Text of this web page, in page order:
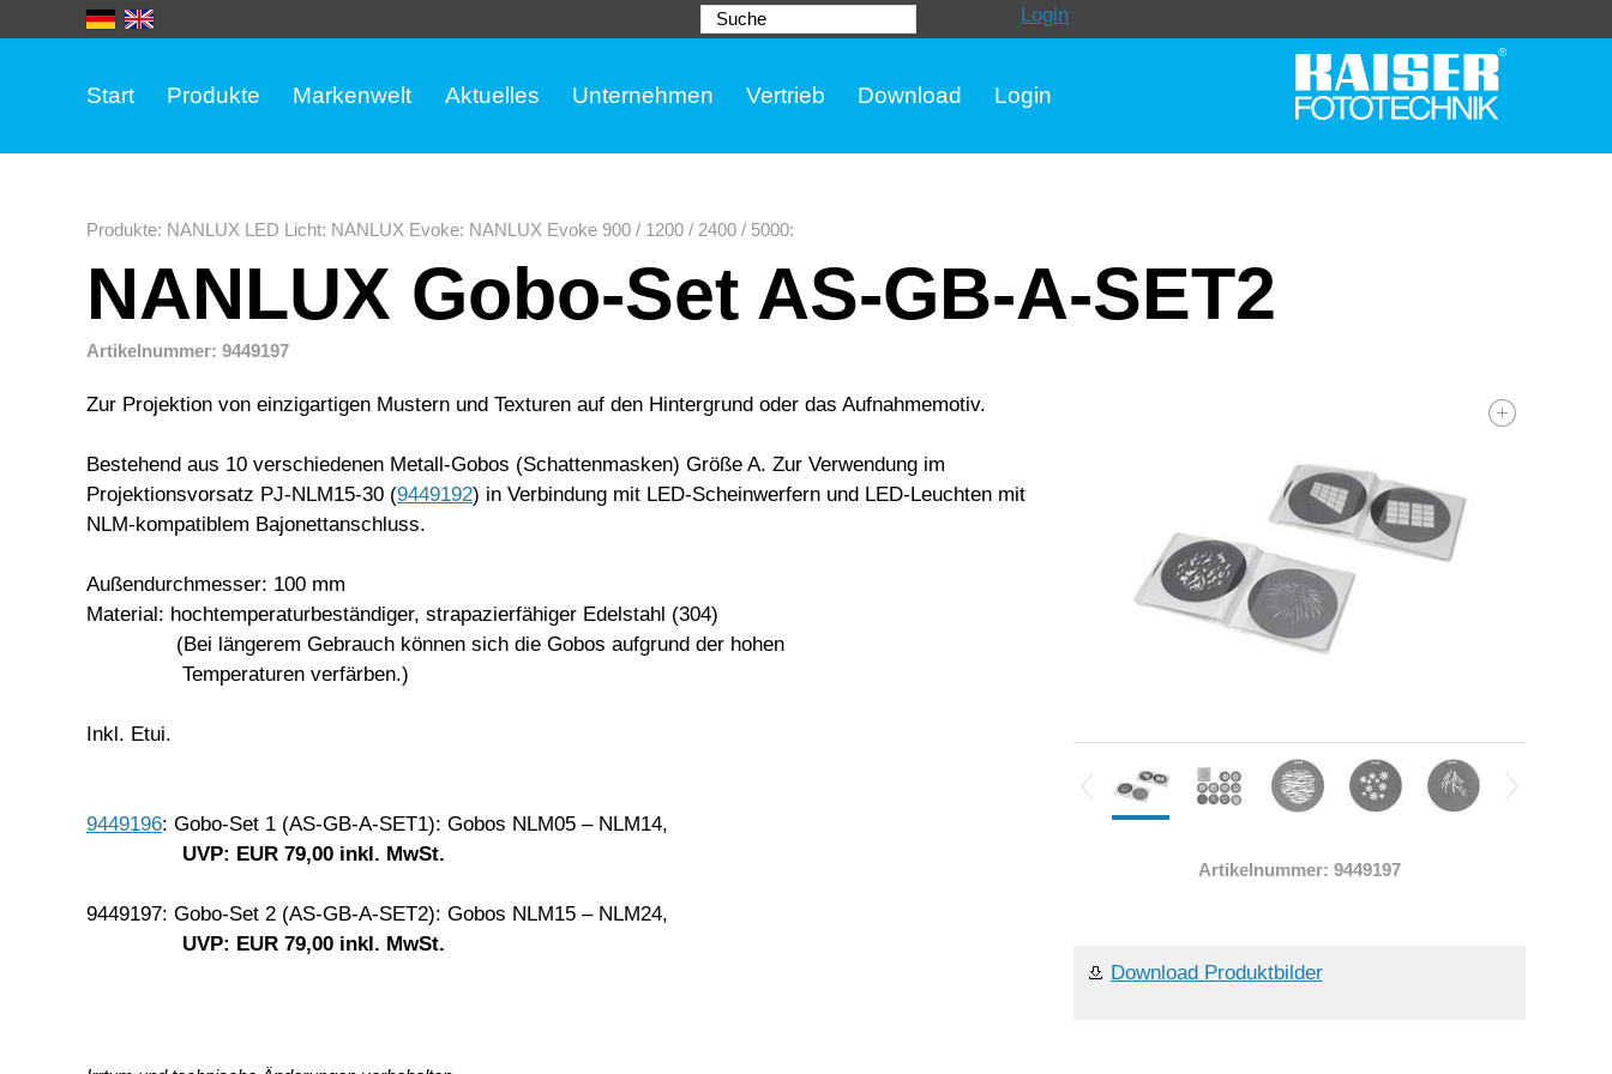
Suche Login
Start Produkte Markenwelt Aktuelles Unternehmen Vertrieb Download Login
Produkte: NANLUX LED Licht: NANLUX Evoke: NANLUX Evoke 900 / 1200 / 2400 / 5000:
NANLUX Gobo-Set AS-GB-A-SET2
Artikelnummer: 9449197
Zur Projektion von einzigartigen Mustern und Texturen auf den Hintergrund oder das Aufnahmemotiv.
Bestehend aus 10 verschiedenen Metall-Gobos (Schattenmasken) Größe A. Zur Verwendung im
Projektionsvorsatz PJ-NLM15-30 (9449192) in Verbindung mit LED-Scheinwerfern und LED-Leuchten mit
NLM-kompatiblem Bajonettanschluss.
Außendurchmesser: 100 mm
Material: hochtemperaturbeständiger, strapazierfähiger Edelstahl (304)
(Bei längerem Gebrauch können sich die Gobos aufgrund der hohen
Temperaturen verfärben.)
Inkl. Etui.
9449196: Gobo-Set 1 (AS-GB-A-SET1): Gobos NLM05 – NLM14,
UVP: EUR 79,00 inkl. MwSt.
9449197: Gobo-Set 2 (AS-GB-A-SET2): Gobos NLM15 – NLM24,
UVP: EUR 79,00 inkl. MwSt.
Artikelnummer: 9449197
Download Produktbilder